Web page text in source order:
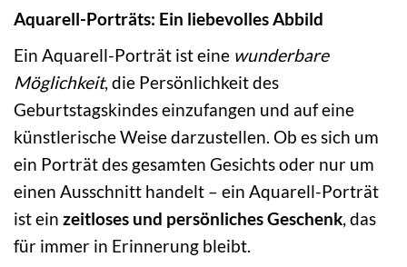
Aquarell-Porträts: Ein liebevolles Abbild
Ein Aquarell-Porträt ist eine wunderbare
Möglichkeit, die Persönlichkeit des
Geburtstagskindes einzufangen und auf eine
künstlerische Weise darzustellen. Ob es sich um
ein Porträt des gesamten Gesichts oder nur um
einen Ausschnitt handelt – ein Aquarell-Porträt
ist ein zeitloses und persönliches Geschenk , das
für immer in Erinnerung bleibt.